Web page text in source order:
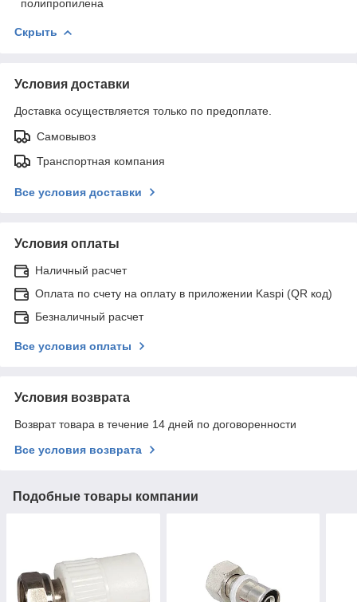
полипропилена
Скрыть
Условия доставки
Доставка осуществляется только по предоплате.
Самовывоз
Транспортная компания
Все условия доставки
Условия оплаты
Наличный расчет
Оплата по счету на оплату в приложении Kaspi (QR код)
Безналичный расчет
Все условия оплаты
Условия возврата
Возврат товара в течение 14 дней по договоренности
Все условия возврата
Подобные товары компании